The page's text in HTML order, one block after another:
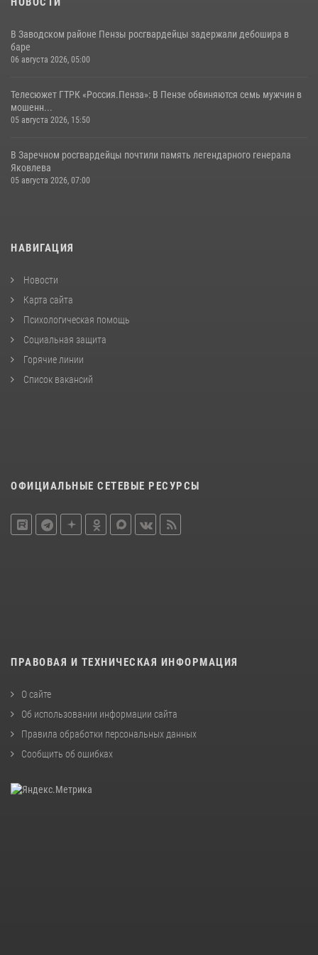
В Заводском районе Пензы росгвардейцы задержали дебошира в
баре
06 августа 2026, 05:00
Телесюжет ГТРК «Россия.Пенза»: В Пензе обвиняются семь мужчин в
мошенн...
05 августа 2026, 15:50
В Заречном росгвардейцы почтили память легендарного генерала
Яковлева
05 августа 2026, 07:00
НАВИГАЦИЯ
Новости
Карта сайта
Психологическая помощь
Социальная защита
Горячие линии
Список вакансий
ОФИЦИАЛЬНЫЕ СЕТЕВЫЕ РЕСУРСЫ
ПРАВОВАЯ И ТЕХНИЧЕСКАЯ ИНФОРМАЦИЯ
О сайте
Об использовании информации сайта
Правила обработки персональных данных
Сообщить об ошибках